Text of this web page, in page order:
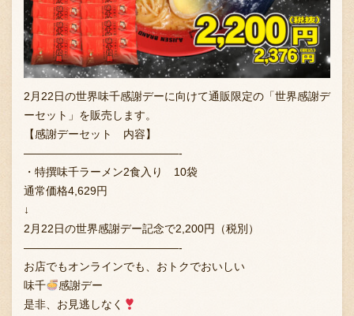
2月22日の世界味千感謝デーに向けて通販限定の「世界感謝デ
ーセット」を販売します。
【感謝デーセット 内容】
——————————————-
・特撰味千ラーメン2食入り 10袋
通常価格4,629円
↓
2月22日の世界感謝デー記念で2,200円（税別）
——————————————-
お店でもオンラインでも、おトクでおいしい
味千
感謝デー
是非、お見逃しなく